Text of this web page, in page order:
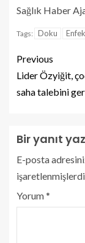
Sağlık Haber
Tags: Doku
Previous
Lider Özyiğit,
saha talebini
Bir yanıt
E-posta
Yorum*